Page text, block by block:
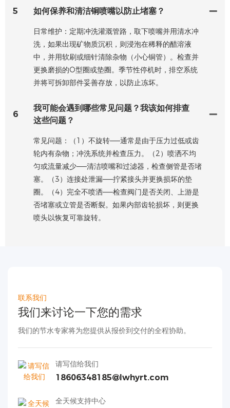
5 如何保养和清洁铜喷嘴以防止堵塞？
日常维护：定期冲洗灌溉管路，取下喷嘴并用清水冲
洗，如果出现矿物质沉积，则浸泡在稀释的醋溶液
中，并用软刷或细针清除杂物（小心铜管）。检查并
更换磨损的O型圈或垫圈。季节性停机时，排空系统
并将可拆卸部件妥善存放，以防止冻坏。
6
我可能会遇到哪些常见问题？我该如何排查
这些问题？
常见问题：（1）不旋转——通常是由于压力过低或齿
轮内有杂物；冲洗系统并检查压力。（2）喷洒不均
匀或流量减少——清洁喷嘴和过滤器，检查侧管是否堵
塞。（3）连接处泄漏——拧紧接头并更换损坏的垫
圈。（4）完全不喷洒——检查阀门是否关闭、上游是
否堵塞或立管是否断裂。如果内部齿轮损坏，则更换
喷头以恢复可靠旋转。
联系我们
我们来讨论一下您的需求
我们的节水专家将为您提供从报价到交付的全程协助。
请写信给我们
18606348185@lwhyrt.com
全天候支持中心